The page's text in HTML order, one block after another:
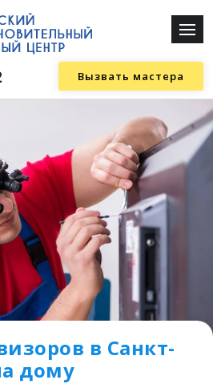
Вызвать мастера
в Санкт-
дому